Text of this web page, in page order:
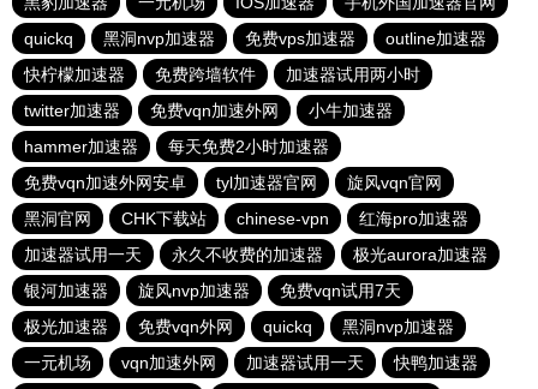
quickq
黑洞nvp加速器 免费vps加速器
outline加速器
快柠檬加速器
免费跨墙软件
加速器试用两小时
twitter加速器
免费vqn加速外网
小牛加速器
hammer加速器
每天免费2小时加速器
免费vqn加速外网安卓
tyl加速器官网
旋风vqn官网
黑洞官网
CHK下载站 chinese-vpn
红海pro加速器
加速器试用一天
永久不收费的加速器
极光aurora加速器
银河加速器
旋风nvp加速器
免费vqn试用7天
极光加速器
免费vqn外网 quickq
黑洞nvp加速器
一元机场
vqn加速外网 加速器试用一天 快鸭加速器